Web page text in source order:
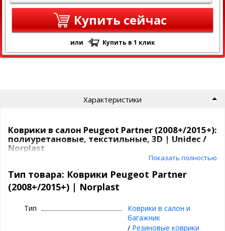
Купить сейчас
или Купить в 1 клик
Характеристики
Коврики в салон Peugeot Partner (2008+/2015+):
полиуретановые, текстильные, 3D | Unidec /
Norplast
Коврики Unidec в атомобиль от компаниии Норпласт бывают
изполиуретана итекстиля.
Partner (2008+/2015+)
, сделаны под каждую модель
Показать полностью
Тип товара: Коврики Peugeot Partner
(2008+/2015+) | Norplast
Тип
Коврики в салон и
багажник
/ Резиновые коврики